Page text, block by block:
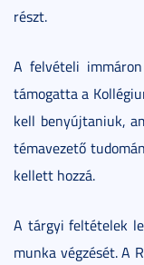
részt.
A felvételi
támogatta a
kell benyújtaniuk,
témavezető
kellett hozzá.
A tárgyi feltételek
munka végzését. A